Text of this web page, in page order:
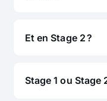
Et en Stage 2 ?
Stage 1 ou Stage